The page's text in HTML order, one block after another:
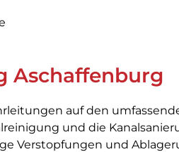
Aschaffenburg
auf den
und die
Verstopfungen und